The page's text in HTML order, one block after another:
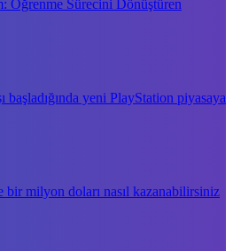
Öğrenme Sürecini Dönüştüren
başladığında yeni PlayStation piyasaya
bir milyon doları nasıl kazanabilirsiniz